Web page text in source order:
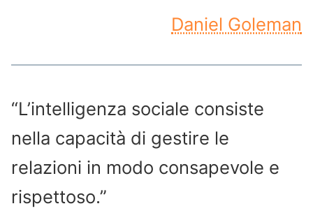
Daniel Goleman
“L’intelligenza sociale consiste
nella capacità di gestire le
relazioni in modo consapevole e
rispettoso.”